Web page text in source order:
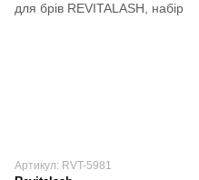
Артикул: RVT-5981